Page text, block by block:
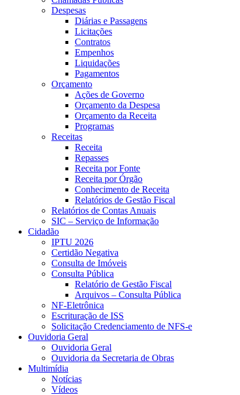
Despesas
Diárias e Passagens
Licitações
Contratos
Empenhos
Liquidações
Pagamentos
Orçamento
Ações de Governo
Orçamento da Despesa
Orçamento da Receita
Programas
Receitas
Receita
Repasses
Receita por Fonte
Receita por Órgão
Conhecimento de Receita
Relatórios de Gestão Fiscal
Relatórios de Contas Anuais
SIC – Serviço de Informação
Cidadão
IPTU 2026
Certidão Negativa
Consulta de Imóveis
Consulta Pública
Relatório de Gestão Fiscal
Arquivos – Consulta Pública
NF-Eletrônica
Escrituração de ISS
Solicitação Credenciamento de NFS-e
Ouvidoria Geral
Ouvidoria Geral
Ouvidoria da Secretaria de Obras
Multimídia
Notícias
Vídeos